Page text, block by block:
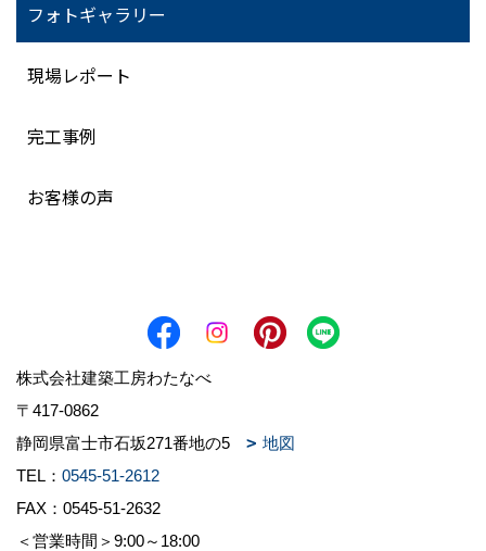
フォトギャラリー
現場レポート
完工事例
お客様の声
株式会社建築工房わたなべ
〒417-0862
静岡県富士市石坂271番地の5
地図
TEL： 0545-51-2612
FAX：0545-51-2632
＜営業時間＞9:00～18:00